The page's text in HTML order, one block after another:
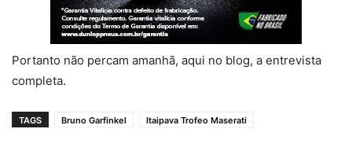
Portanto não percam amanhã, aqui no blog, a entrevista
completa.
TAGS Bruno Garfinkel Itaipava Trofeo Maserati